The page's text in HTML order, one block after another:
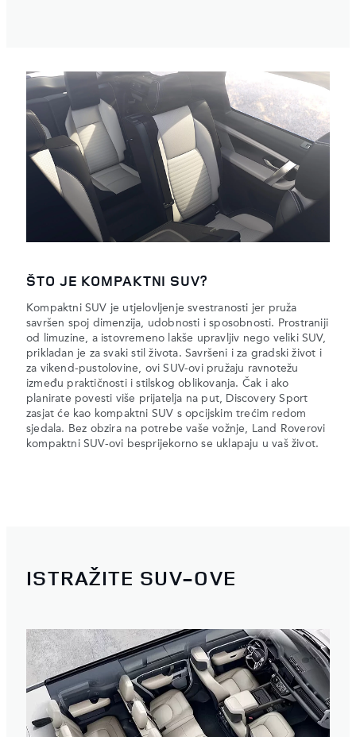
ŠTO JE KOMPAKTNI SUV?
Kompaktni SUV je utjelovljenje svestranosti jer pruža
savršen spoj dimenzija, udobnosti i sposobnosti. Prostraniji
od limuzine, a istovremeno lakše upravljiv nego veliki SUV,
prikladan je za svaki stil života. Savršeni i za gradski život i
za vikend-pustolovine, ovi SUV-ovi pružaju ravnotežu
između praktičnosti i stilskog oblikovanja. Čak i ako
planirate povesti više prijatelja na put, Discovery Sport
zasjat će kao kompaktni SUV s opcijskim trećim redom
sjedala. Bez obzira na potrebe vaše vožnje, Land Roverovi
kompaktni SUV-ovi besprijekorno se uklapaju u vaš život.
ISTRAŽITE SUV-OVE